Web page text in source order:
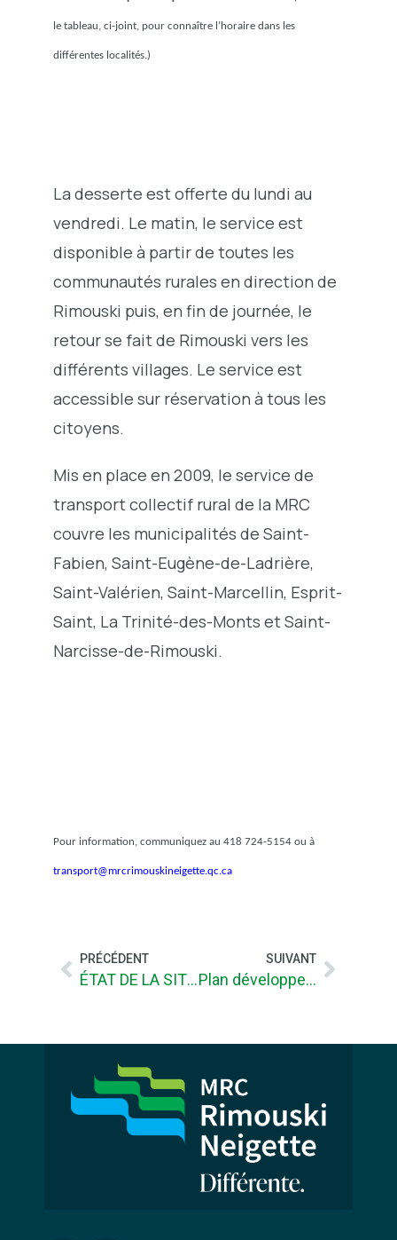
le tableau, ci-joint, pour connaître l’horaire dans les
différentes localités.)
La desserte est offerte du lundi au
vendredi. Le matin, le service est
disponible à partir de toutes les
communautés rurales en direction de
Rimouski puis, en fin de journée, le
retour se fait de Rimouski vers les
différents villages. Le service est
accessible sur réservation à tous les
citoyens.
Mis en place en 2009, le service de
transport collectif rural de la MRC
couvre les municipalités de Saint-
Fabien, Saint-Eugène-de-Ladrière,
Saint-Valérien, Saint-Marcellin, Esprit-
Saint, La Trinité-des-Monts et Saint-
Narcisse-de-Rimouski.
Pour information, communiquez au 418 724-5154 ou à
transport@mrcrimouskineigette.qc.ca
PRÉCÉDENT
ÉTAT DE LA SITUATION SUITE AU PACTE FISCAL TRANSITOIRE
SUIVANT
Plan développement de la zone agricole (PDZA)